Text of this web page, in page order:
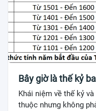
Bây giờ là thế kỷ
Khái niệm về thế kỷ
thuộc nhưng không